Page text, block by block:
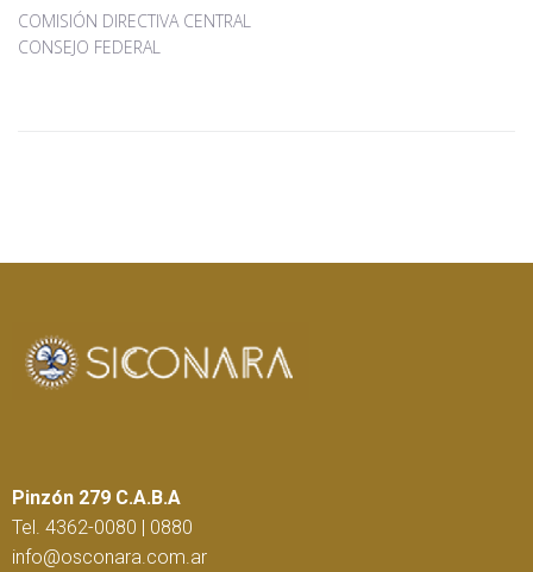
COMISIÓN DIRECTIVA CENTRAL
CONSEJO FEDERAL
Pinzón 279 C.A.B.A
Tel. 4362-0080 | 0880
info@osconara.com.ar